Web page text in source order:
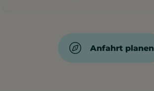
Anfahrt planen